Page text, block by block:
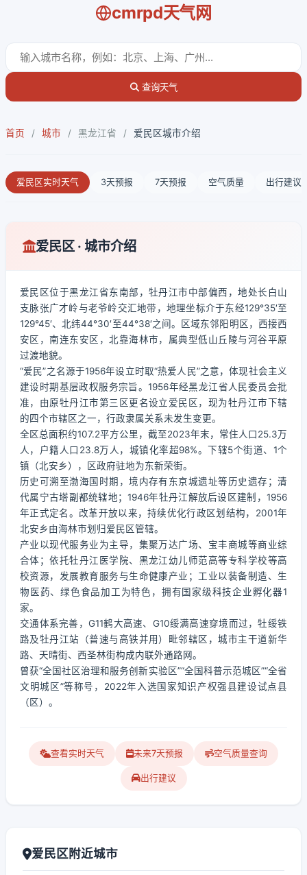
cmrpd天气网
查询天气
首页 / 城市 / 黑龙江省 / 爱民区城市介绍
爱民区实时天气 3天预报 7天预报 空气质量 出行建议
爱民区 · 城市介绍
爱民区位于黑龙江省东南部，牡丹江市中部偏西，地处长白山
支脉张广才岭与老爷岭交汇地带，地理坐标介于东经129°35′至
129°45′、北纬44°30′至44°38′之间。区域东邻阳明区，西接西
安区，南连东安区，北靠海林市，属典型低山丘陵与河谷平原
过渡地貌。
“爱民”之名源于1956年设立时取“热爱人民”之意，体现社会主义
建设时期基层政权服务宗旨。1956年经黑龙江省人民委员会批
准，由原牡丹江市第三区更名设立爱民区，现为牡丹江市下辖
的四个市辖区之一，行政隶属关系未发生变更。
全区总面积约107.2平方公里，截至2023年末，常住人口25.3万
人，户籍人口23.8万人，城镇化率超98%。下辖5个街道、1个
镇（北安乡），区政府驻地为东新荣街。
历史可溯至渤海国时期，境内存有东京城遗址等历史遗存；清
代属宁古塔副都统辖地；1946年牡丹江解放后设区建制，1956
年正式定名。改革开放以来，持续优化行政区划结构，2001年
北安乡由海林市划归爱民区管辖。
产业以现代服务业为主导，集聚万达广场、宝丰商城等商业综
合体；依托牡丹江医学院、黑龙江幼儿师范高等专科学校等高
校资源，发展教育服务与生命健康产业；工业以装备制造、生
物医药、绿色食品加工为特色，拥有国家级科技企业孵化器1
家。
交通体系完善，G11鹤大高速、G10绥满高速穿境而过，牡绥铁
路及牡丹江站（普速与高铁并用）毗邻辖区，城市主干道新华
路、天晴街、西圣林街构成内联外通路网。
曾获“全国社区治理和服务创新实验区”“全国科普示范城区”“全省
文明城区”等称号，2022年入选国家知识产权强县建设试点县
（区）。
查看实时天气 未来7天预报 空气质量查询
出行建议
爱民区附近城市